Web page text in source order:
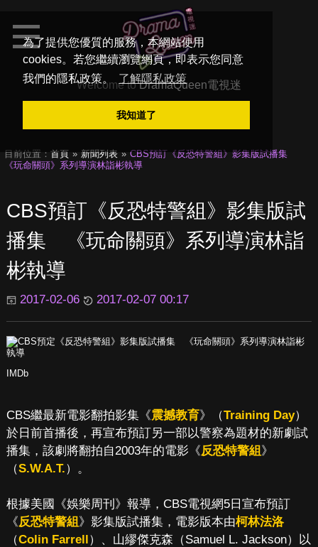
為了提供您優質的服務，本網站使用
cookies。若您繼續瀏覽網頁，即表示您同意
我們的隱私政策。
了解隱私政策
我知道了
Welcome toDramaQueen電視迷
目前位置： 首頁 新聞列表
CBS預訂《反恐特警組》影集版試播集
《玩命關頭》系列導演林詣彬執導
CBS預訂《反恐特警組》影集版試
播集 《玩命關頭》系列導演林詣
彬執導
2017-02-06 2017-02-07 00:17
IMDb
CBS繼最新電影翻拍影集《震撼教育》（Training Day）
於日前首播後，再宣布預訂另一部以警察為題材的新劇試
播集，該劇將翻拍自2003年的電影《反恐特警組 》
（S.W.A.T.）。
根據美國《娛樂周刊》報導，CBS電視網5日宣布預訂
《反恐特警組 》影集版試播集，電影版本由柯林法洛
（Colin Farrell）、山繆傑克森（Samuel L. Jackson）以